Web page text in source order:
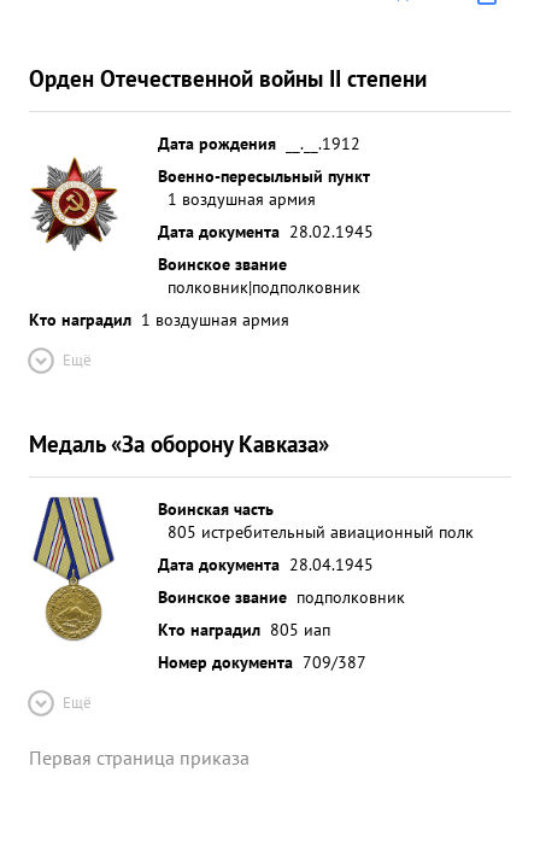
Орден Отечественной войны II степени
Дата рождения
__.__.1912
Военно-пересыльный пункт
1 воздушная армия
Дата документа 28.02.1945
Воинское звание
полковник|подполковник
Кто наградил 1 воздушная армия
Ещё
Медаль «За оборону Кавказа»
Воинская часть
805 истребительный авиационный полк
Дата документа 28.04.1945
Воинское звание подполковник
Кто наградил 805 иап
Номер документа 709/387
Ещё
Первая страница приказа